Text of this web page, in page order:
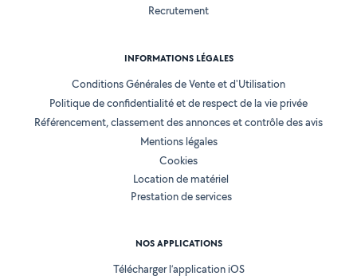
Recrutement
INFORMATIONS LÉGALES
Conditions Générales de Vente et d'Utilisation
Politique de confidentialité et de respect de la vie privée
Référencement, classement des annonces et contrôle des avis
Mentions légales
Cookies
Location de matériel
Prestation de services
NOS APPLICATIONS
Télécharger l’application iOS